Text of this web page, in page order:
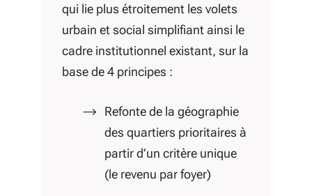
qui lie plus étroitement les volets
urbain et social simplifiant ainsi le
cadre institutionnel existant, sur la
base de 4 principes :
Refonte de la géographie
des quartiers prioritaires à
partir d’un critère unique
(le revenu par foyer)